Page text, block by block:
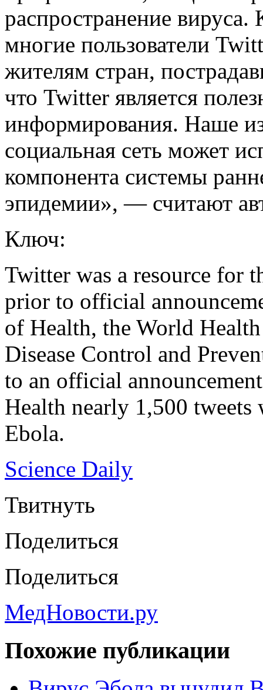
распространение
многие пользователи
жителям стран,
что Twitter является
информирования. Наше
социальная сеть может
компонента системы
эпидемии», — считают
Ключ:
Twitter was a resource for
prior to official
of Health, the World
Disease Control and
to an official
Health nearly 1,500 tweets
Ebola.
Science Daily
Твитнуть
Поделиться
Поделиться
МедНовости.ру
Похожие публикации